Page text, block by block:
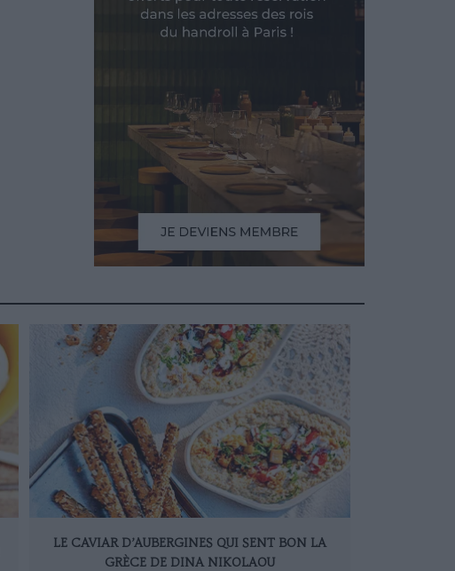
LE CAVIAR D’AUBERGINES QUI SENT BON LA
GRÈCE DE DINA NIKOLAOU